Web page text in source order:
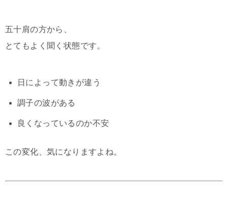
五十肩の方から、
とてもよく聞く状態です。
日によって動きが違う
調子の波がある
良くなっているのか不安
この変化、気になりますよね。